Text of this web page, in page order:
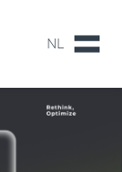
NL
EN